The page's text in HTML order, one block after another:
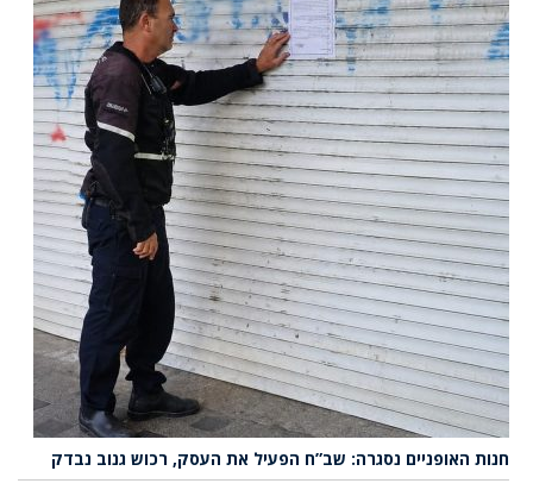
חנות האופניים נסגרה: שב”ח הפעיל את העסק, רכוש גנוב נבדק